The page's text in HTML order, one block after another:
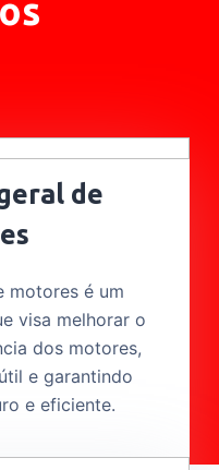
de
motores é um
visa melhorar o
dos motores,
e garantindo
e eficiente.